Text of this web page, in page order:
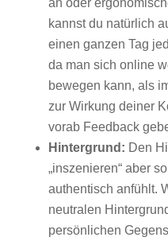
an oder
kannst du natürlich
einen ganzen Tag
da man sich online
bewegen kann, als
zur Wirkung deiner
vorab Feedback
Hintergrund: Den
„inszenieren“ aber
authentisch anfühlt.
neutralen
persönlichen